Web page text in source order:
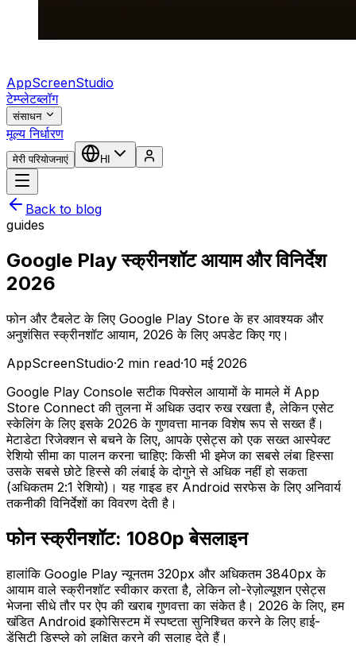
AppScreenStudio
टेम्प्लेटब्लॉग
संसाधन
मूल्य निर्धारण
मेरी परियोजनाएं HI
Back to blog
guides
Google Play स्क्रीनशॉट आयाम और विनिर्देश
2026
फोन और टैबलेट के लिए Google Play Store के हर आवश्यक और
अनुशंसित स्क्रीनशॉट आयाम, 2026 के लिए अपडेट किए गए।
AppScreenStudio·2 min read·10 मई 2026
Google Play Console सटीक पिक्सेल आयामों के मामले में App
Store Connect की तुलना में अधिक उदार रुख रखता है, लेकिन एसेट
स्केलिंग के लिए इसके 2026 के गुणवत्ता मानक विशेष रूप से सख्त हैं।
मेटाडेटा रिजेक्शन से बचने के लिए, आपके एसेट्स को एक सख्त आस्पेक्ट
रेशियो सीमा का पालन करना चाहिए: किसी भी इमेज का सबसे लंबा हिस्सा
उसके सबसे छोटे हिस्से की लंबाई के दोगुने से अधिक नहीं हो सकता
(अधिकतम 2:1 रेशियो)। यह गाइड हर Android सरफेस के लिए अनिवार्य
तकनीकी विनिर्देशों का विवरण देती है।
फोन स्क्रीनशॉट: 1080p बेसलाइन
हालांकि Google Play न्यूनतम 320px और अधिकतम 3840px के
आयाम वाले स्क्रीनशॉट स्वीकार करता है, लेकिन लो-रेज़ोल्यूशन एसेट्स
भेजना सीधे तौर पर ऐप की खराब गुणवत्ता का संकेत है। 2026 के लिए, हम
खंडित Android इकोसिस्टम में स्पष्टता सुनिश्चित करने के लिए हाई-
डेंसिटी डिस्प्ले को लक्षित करने की सलाह देते हैं।